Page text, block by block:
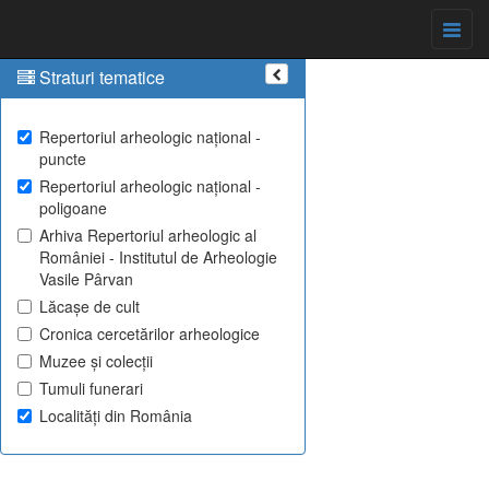
Straturi tematice
Repertoriul arheologic național -
puncte
Repertoriul arheologic național -
poligoane
Arhiva Repertoriul arheologic al
României - Institutul de Arheologie
Vasile Pârvan
Lăcașe de cult
Cronica cercetărilor arheologice
Muzee și colecții
Tumuli funerari
Localități din România